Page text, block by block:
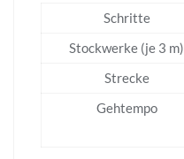
Schritte
Stockwerke (je 3 m)
Strecke
Gehtempo